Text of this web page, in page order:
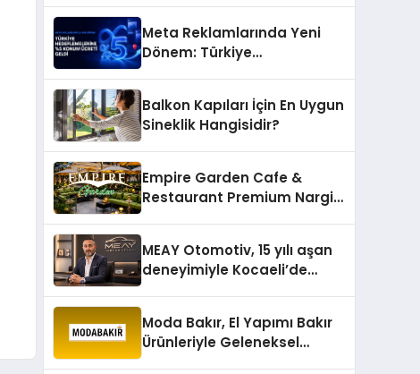
Meta Reklamlarında Yeni
Dönem: Türkiye
Balkon Kapıları İçin En Uygun
Sineklik Hangisidir?
Empire Garden Cafe &
Restaurant Premium Nargile
MEAY Otomotiv, 15 yılı aşan
deneyimiyle Kocaeli’de
Moda Bakır, El Yapımı Bakır
Ürünleriyle Geleneksel